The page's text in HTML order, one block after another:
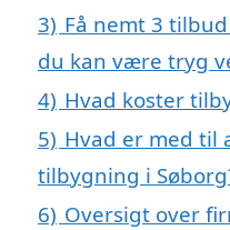
3) Få nemt 3
du kan være tryg
4) Hvad koster
5) Hvad er med til
tilbygning i
6) Oversigt over